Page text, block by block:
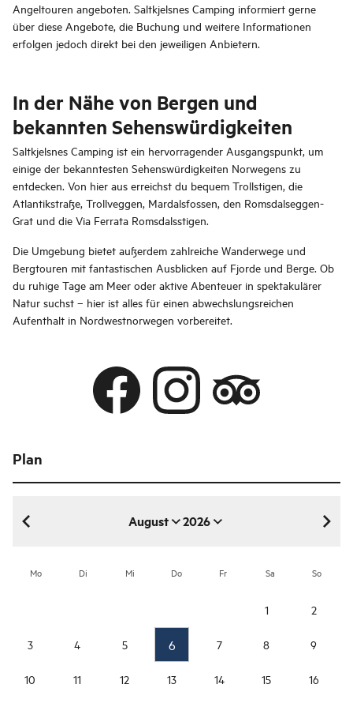
Angeltouren angeboten. Saltkjelsnes Camping informiert gerne
über diese Angebote, die Buchung und weitere Informationen
erfolgen jedoch direkt bei den jeweiligen Anbietern.
In der Nähe von Bergen und
bekannten Sehenswürdigkeiten
Saltkjelsnes Camping ist ein hervorragender Ausgangspunkt, um
einige der bekanntesten Sehenswürdigkeiten Norwegens zu
entdecken. Von hier aus erreichst du bequem Trollstigen, die
Atlantikstraße, Trollveggen, Mardalsfossen, den Romsdalseggen-
Grat und die Via Ferrata Romsdalsstigen.
Die Umgebung bietet außerdem zahlreiche Wanderwege und
Bergtouren mit fantastischen Ausblicken auf Fjorde und Berge. Ob
du ruhige Tage am Meer oder aktive Abenteuer in spektakulärer
Natur suchst – hier ist alles für einen abwechslungsreichen
Aufenthalt in Nordwestnorwegen vorbereitet.
Plan
August 2026
August 2026
Mo Di Mi Do Fr Sa So
1 2
3 4 5 6 7 8 9
10 11 12 13 14 15 16